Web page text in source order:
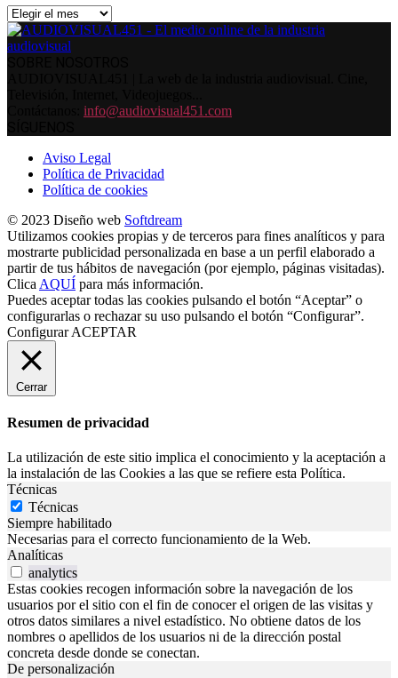
Archivos
info@audiovisual451.com
Aviso Legal
Política de Privacidad
Política de cookies
© 2023 Diseño web Softdream
Utilizamos cookies propias y de terceros para fines analíticos y para
mostrarte publicidad personalizada en base a un perfil elaborado a
partir de tus hábitos de navegación (por ejemplo, páginas visitadas).
Clica AQUÍ para más información.
Puedes aceptar todas las cookies pulsando el botón “Aceptar” o
configurarlas o rechazar su uso pulsando el botón “Configurar”.
Configurar ACEPTAR
Cerrar
Resumen de privacidad
La utilización de este sitio implica el conocimiento y la aceptación a
la instalación de las Cookies a las que se refiere esta Política.
Técnicas
Técnicas
Siempre habilitado
Necesarias para el correcto funcionamiento de la Web.
Analíticas
analytics
Estas cookies recogen información sobre la navegación de los
usuarios por el sitio con el fin de conocer el origen de las visitas y
otros datos similares a nivel estadístico. No obtiene datos de los
nombres o apellidos de los usuarios ni de la dirección postal
concreta desde donde se conectan.
De personalización